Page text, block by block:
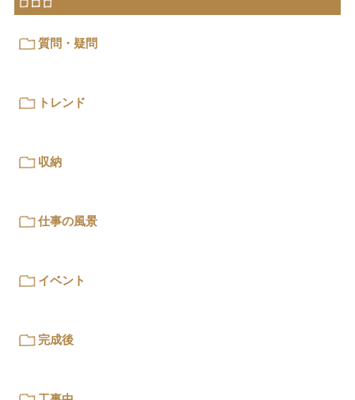
質問・疑問
トレンド
収納
仕事の風景
イベント
完成後